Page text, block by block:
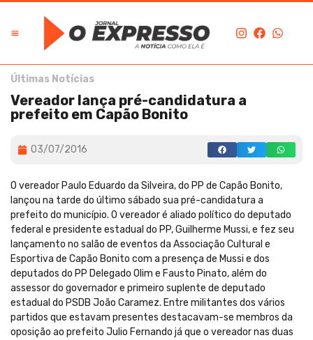
Últimas Notícias
Vereador lança pré-candidatura a
prefeito em Capão Bonito
03/07/2016
O vereador Paulo Eduardo da Silveira, do PP de Capão Bonito,
lançou na tarde do último sábado sua pré-candidatura a
prefeito do município. O vereador é aliado político do deputado
federal e presidente estadual do PP, Guilherme Mussi, e fez seu
lançamento no salão de eventos da Associação Cultural e
Esportiva de Capão Bonito com a presença de Mussi e dos
deputados do PP Delegado Olim e Fausto Pinato, além do
assessor do governador e primeiro suplente de deputado
estadual do PSDB João Caramez. Entre militantes dos vários
partidos que estavam presentes destacavam-se membros da
oposição ao prefeito Julio Fernando já que o vereador nas duas